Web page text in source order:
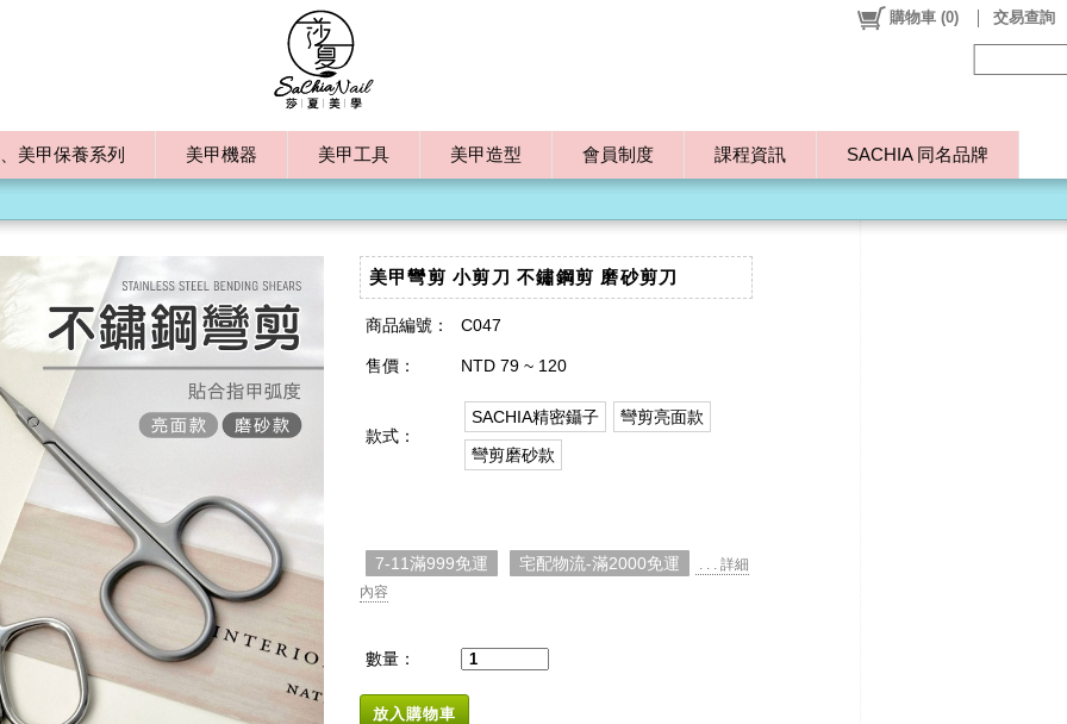
美甲保養系列 美甲機器 美甲工具 美甲造型 會員制度 課程資訊 SACHIA 同名品牌
購物車 (0) 交易查詢
美甲彎剪 小剪刀 不鏽鋼剪 磨砂剪刀
商品編號： C047
售價： NTD 79 ~ 120
款式：
SACHIA精密鑷子
彎剪亮面款
彎剪磨砂款
7-11滿999免運 宅配物流-滿2000免運
. . . 詳細
內容
數量：
放入購物車